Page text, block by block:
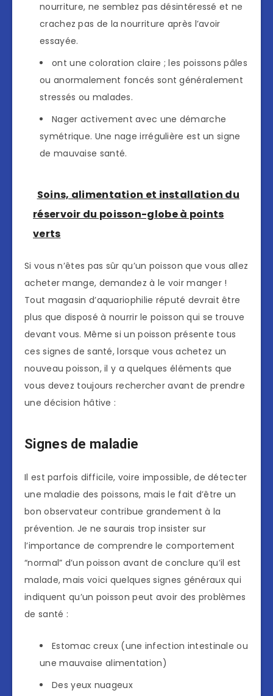
nourriture, ne semblez pas désintéressé et ne
crachez pas de la nourriture après l’avoir
essayée.
ont une coloration claire ; les poissons pâles
ou anormalement foncés sont généralement
stressés ou malades.
Nager activement avec une démarche
symétrique. Une nage irrégulière est un signe
de mauvaise santé.
Soins, alimentation et installation du
réservoir du poisson-globe à points
verts
Si vous n’êtes pas sûr qu’un poisson que vous allez
acheter mange, demandez à le voir manger !
Tout magasin d’aquariophilie réputé devrait être
plus que disposé à nourrir le poisson qui se trouve
devant vous. Même si un poisson présente tous
ces signes de santé, lorsque vous achetez un
nouveau poisson, il y a quelques éléments que
vous devez toujours rechercher avant de prendre
une décision hâtive :
Signes de maladie
Il est parfois difficile, voire impossible, de détecter
une maladie des poissons, mais le fait d’être un
bon observateur contribue grandement à la
prévention. Je ne saurais trop insister sur
l’importance de comprendre le comportement
“normal” d’un poisson avant de conclure qu’il est
malade, mais voici quelques signes généraux qui
indiquent qu’un poisson peut avoir des problèmes
de santé :
Estomac creux (une infection intestinale ou
une mauvaise alimentation)
Des yeux nuageux